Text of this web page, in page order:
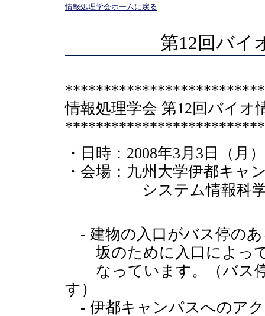
情報処理学会ホームに戻る
第12回バイ
情報処理学会 第12回バイオ
・日時：2008年3月3日（月
・会場：九州大学伊都キ
システム情報科学研
- 建物の入口がバス停の
坂のために入口によって
なっています。（バス停
す）
- 伊都キャンパスへのア